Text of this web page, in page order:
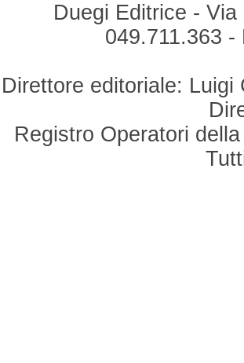
Duegi Editrice -
049.711.363
Direttore editoriale: Luigi
Registro Operatori